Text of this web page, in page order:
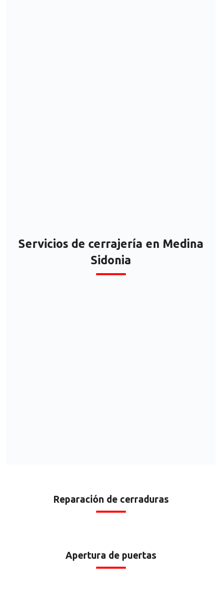
Servicios de cerrajería en Medina
Sidonia
Reparación de cerraduras
Apertura de puertas